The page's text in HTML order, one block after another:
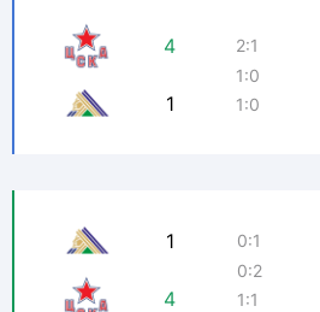
4
1
2:1
1:0
1:0
1
4
0:1
0:2
1:1